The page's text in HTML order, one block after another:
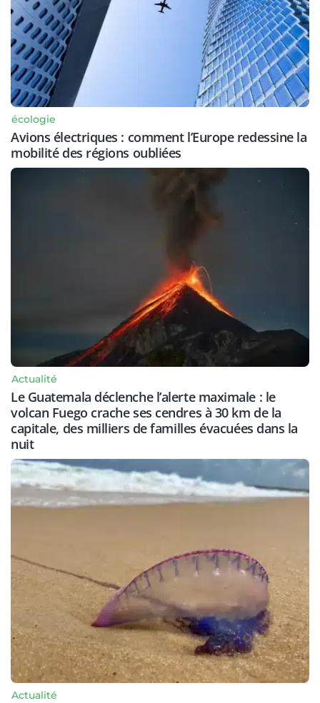
écologie
Avions électriques : comment l’Europe redessine la
mobilité des régions oubliées
Actualité
Le Guatemala déclenche l’alerte maximale : le
volcan Fuego crache ses cendres à 30 km de la
capitale, des milliers de familles évacuées dans la
nuit
Actualité